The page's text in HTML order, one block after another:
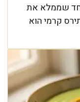
שממלא את
קרמי הוא